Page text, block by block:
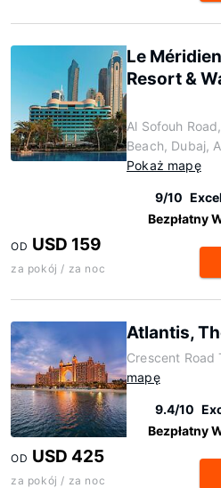
Le
Resort &
Al Sofouh
Beach, Dubaj,
Pokaż mapę
9/10
Bezpłatny
OD USD 159
za pokój / za noc
Atlantis,
Crescent Road
mapę
9.4/10
Bezpłatny
OD USD 425
za pokój / za noc